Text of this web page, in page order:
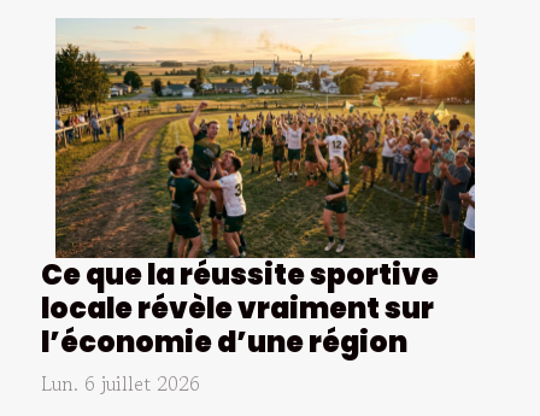
Ce que la réussite sportive
locale révèle vraiment sur
l’économie d’une région
Lun. 6 juillet 2026